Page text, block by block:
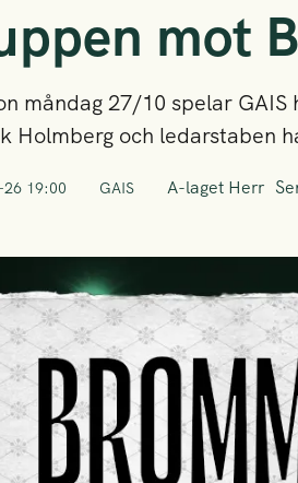
mot
måndag 27/10 spelar
Holmberg och ledarstaben
19:00 GAIS A-laget Herr